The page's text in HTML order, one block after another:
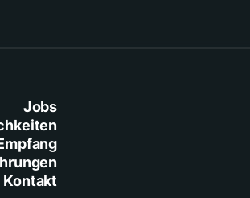
Jobs
Kontakt